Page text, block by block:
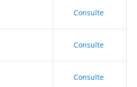
Consulte
Consulte
Consulte